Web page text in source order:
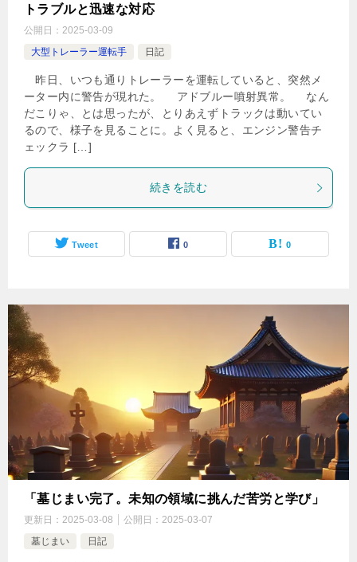
トラブルと迅速な対応
公開日： 2025-03-09
大型トレーラー運転手
日記
昨日、いつも通りトレーラーを運転していると、突然メ
ーター内に警告が現れた。 アドブルー噴射異常。 なん
だこりゃ、とは思ったが、とりあえずトラックは動いてい
るので、様子を見ることに。よく見ると、エンジン警告チ
ェックラ […]
続きを読む
Tweet 0 0
「墓じまい完了。未知の領域に挑んだ苦労と学び」
更新日： 2025-03-08 公開日： 2025-03-07
墓じまい
日記